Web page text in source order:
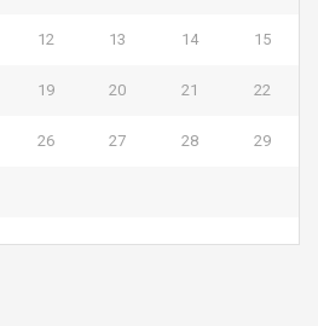
12 13 14 15
19 20 21 22
26 27 28 29